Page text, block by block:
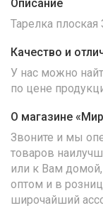
Описание
Тарелка
Качество и
У нас можно
по цене
О магазине
Звоните и мы
товаров
или к Вам
оптом и в
широчайший